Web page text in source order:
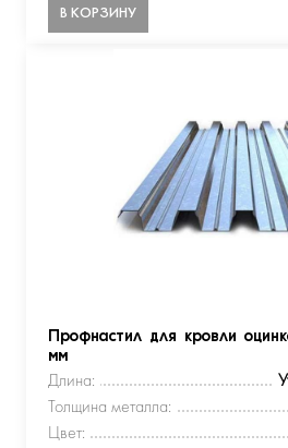
В КОРЗИНУ
Профнастил для кровли
мм
Длина:
Толщина металла:
Цвет: